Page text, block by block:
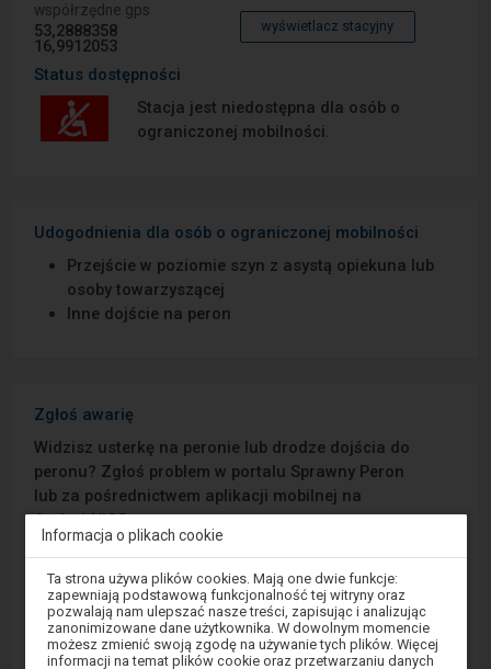
współrzędne gps
53,2888358
16,9912053
wyświetlacz stacyjny
Status dostępności
Stacja jest niedostępna dla osób o
ograniczonej mobilności.
Udogodnienia dla osób o ograniczonej mobilności
Przejście w poziomie szyn z asystą opiekuna lub
osoby towarzyszącej
Inne dojście na peron
Zgłoś awarię
Widzisz usterkę na peronie lub drodze dojścia do
peronu? Zgłoś problem w portalu Sprawny Peron
lub za pośrednictwem aplikacji mobilnej na
Android/iOS.
Sprawny Peron
Google Play
Informacja o plikach cookie
Uwaga,
znajdujesz
się
oknie
modalnym.
Ta strona używa plików cookies. Mają one dwie funkcje:
zapewniają podstawową funkcjonalność tej witryny oraz
pozwalają nam ulepszać nasze treści, zapisując i analizując
zanonimizowane dane użytkownika. W dowolnym momencie
możesz zmienić swoją zgodę na używanie tych plików. Więcej
informacji na temat plików cookie oraz przetwarzaniu danych